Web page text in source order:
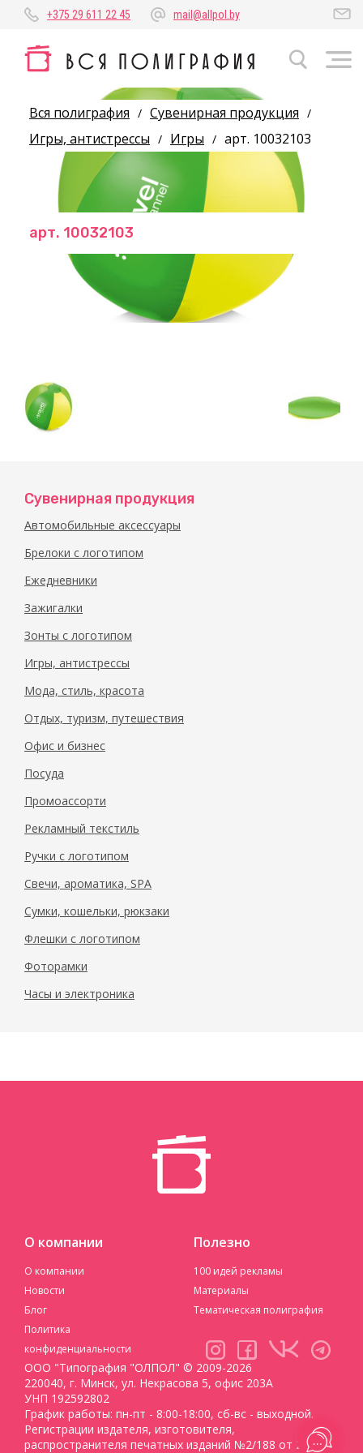
+375 29 611 22 45 mail@allpol.by
Вся полиграфия / Сувенирная продукция /
Игры, антистрессы / Игры / арт. 10032103
арт. 10032103
Сувенирная продукция
Автомобильные аксессуары
Брелоки с логотипом
Ежедневники
Зажигалки
Зонты с логотипом
Игры, антистрессы
Мода, стиль, красота
Отдых, туризм, путешествия
Офис и бизнес
Посуда
Промоассорти
Рекламный текстиль
Ручки с логотипом
Свечи, ароматика, SPA
Сумки, кошельки, рюкзаки
Флешки с логотипом
Фоторамки
Часы и электроника
О компании
О компании
Новости
Блог
Политика
конфиденциальности
Полезно
100 идей рекламы
Материалы
Тематическая полиграфия
ООО "Типография "ОЛПОЛ" © 2009-2026
220040, г. Минск, ул. Некрасова 5, офис 203А
УНП 192592802
График работы: пн-пт - 8:00-18:00, сб-вс - выходной.
Регистрации издателя, изготовителя,
распространителя печатных изданий №2/188 от 22